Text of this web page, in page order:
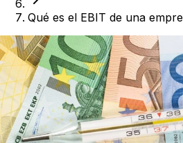
Qué es el EBIT de una